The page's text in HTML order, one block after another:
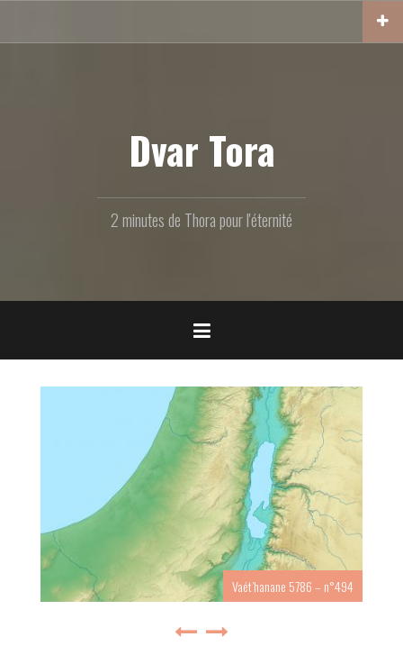
contenu
Dvar Tora
2 minutes de Thora pour l'éternité
Vaét’hanane 5786 – n°494